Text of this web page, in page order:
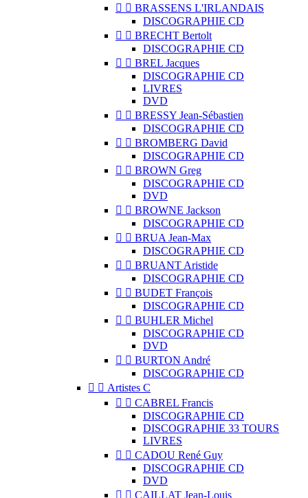
  BRASSENS L'IRLANDAIS
DISCOGRAPHIE CD
  BRECHT Bertolt
DISCOGRAPHIE CD
  BREL Jacques
DISCOGRAPHIE CD
LIVRES
DVD
  BRESSY Jean-Sébastien
DISCOGRAPHIE CD
  BROMBERG David
DISCOGRAPHIE CD
  BROWN Greg
DISCOGRAPHIE CD
DVD
  BROWNE Jackson
DISCOGRAPHIE CD
  BRUA Jean-Max
DISCOGRAPHIE CD
  BRUANT Aristide
DISCOGRAPHIE CD
  BUDET François
DISCOGRAPHIE CD
  BUHLER Michel
DISCOGRAPHIE CD
DVD
  BURTON André
DISCOGRAPHIE CD
  Artistes C
  CABREL Francis
DISCOGRAPHIE CD
DISCOGRAPHIE 33 TOURS
LIVRES
  CADOU René Guy
DISCOGRAPHIE CD
DVD
  CAILLAT Jean-Louis